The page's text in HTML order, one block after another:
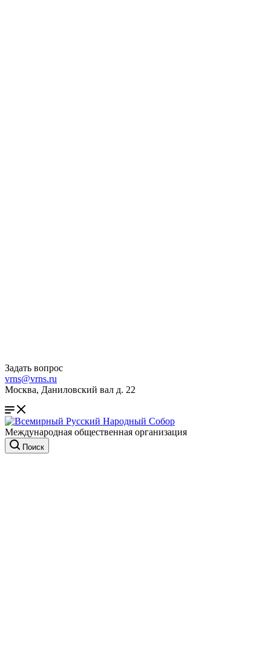
Задать вопрос
vrns@vrns.ru
Москва, Даниловский вал д. 22
Международная общественная организация
Поиск